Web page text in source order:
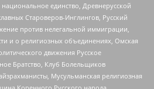
единство, Древнерусской
Староверов-Инглингов, Русский
против нелегальной иммиграции,
и о религиозных объединениях, Омская
движения Русское
Братство, Клуб Болельщиков
Мусульманская религиозная